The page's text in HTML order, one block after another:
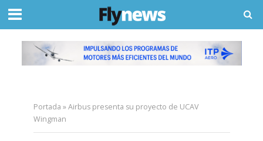
Portada »Airbus presenta su proyecto de UCAV
Wingman